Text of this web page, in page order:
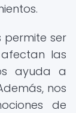
permite ser
las
ayuda a
nos
de